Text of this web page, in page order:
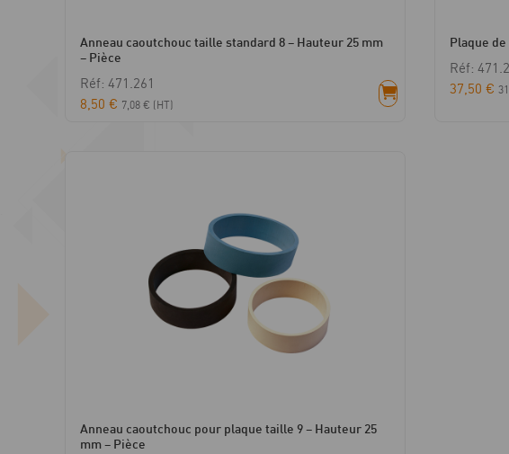
Anneau caoutchouc taille standard 8 – Hauteur 25 mm
– Pièce
Réf: 471.261
8,50 € 7,08 € (HT)
Plaque
Réf:
37,50 €
Anneau caoutchouc pour plaque taille 9 – Hauteur 25
mm – Pièce